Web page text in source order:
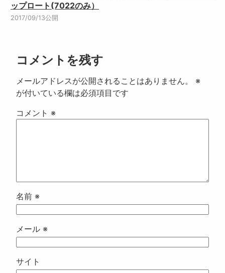
ップロート(7022のみ）
2017/09/13公開
コメントを残す
メールアドレスが公開されることはありません。
※
が付いている欄は必須項目です
コメント ※
名前 ※
メール ※
サイト